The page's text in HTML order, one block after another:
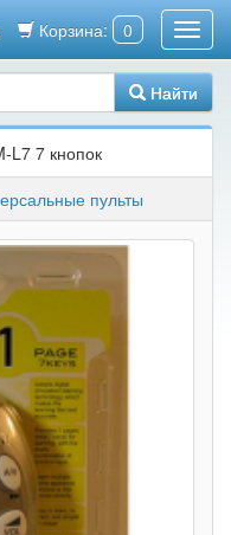
Корзина: 0
Найти
L7 7 кнопок
пульты